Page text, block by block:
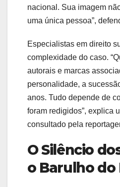
nacional. Sua imagem
uma única pessoa”,
Especialistas em direito
complexidade do caso.
autorais e marcas
personalidade, a
anos. Tudo depende de
foram redigidos”, explica
consultado pela
O Silêncio
o Barulho do